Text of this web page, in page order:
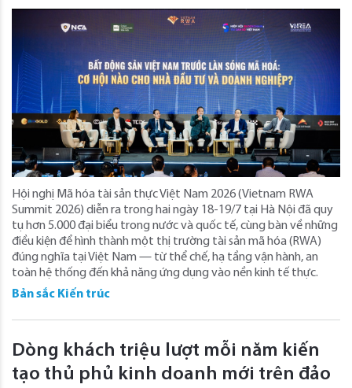
Hội nghị Mã hóa tài sản thực Việt Nam 2026 (Vietnam RWA
Summit 2026) diễn ra trong hai ngày 18-19/7 tại Hà Nội đã quy
tụ hơn 5.000 đại biểu trong nước và quốc tế, cùng bàn về những
điều kiện để hình thành một thị trường tài sản mã hóa (RWA)
đúng nghĩa tại Việt Nam — từ thể chế, hạ tầng vận hành, an
toàn hệ thống đến khả năng ứng dụng vào nền kinh tế thực.
Bản sắc Kiến trúc
Dòng khách triệu lượt mỗi năm kiến
tạo thủ phủ kinh doanh mới trên đảo